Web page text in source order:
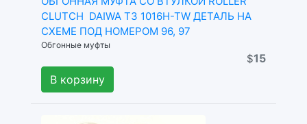
CLUTCH DAIWA T3 1016H-TW ДЕТАЛЬ НА
СХЕМЕ ПОД НОМЕРОМ 96, 97
Обгонные муфты
$15
В корзину